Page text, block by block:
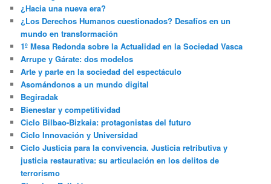
¿Hacia una nueva era?
¿Los Derechos Humanos cuestionados? Desafíos en un
mundo en transformación
1º Mesa Redonda sobre la Actualidad en la Sociedad Vasca
Arrupe y Gárate: dos modelos
Arte y parte en la sociedad del espectáculo
Asomándonos a un mundo digital
Begiradak
Bienestar y competitividad
Ciclo Bilbao-Bizkaia: protagonistas del futuro
Ciclo Innovación y Universidad
Ciclo Justicia para la convivencia. Justicia retributiva y
justicia restaurativa: su articulación en los delitos de
terrorismo